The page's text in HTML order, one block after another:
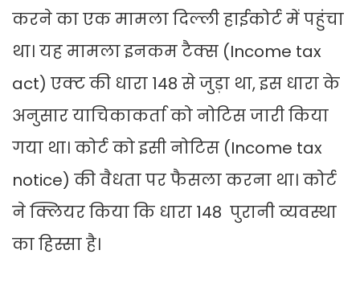
करने का एक मामला दिल्ली हाईकोर्ट में पहुंचा
था। यह मामला इनकम टैक्स (Income tax
act) एक्ट की धारा 148 से जुड़ा था, इस धारा के
अनुसार याचिकाकर्ता को नोटिस जारी किया
गया था। कोर्ट को इसी नोटिस (Income tax
notice) की वैधता पर फैसला करना था। कोर्ट
ने क्लियर किया कि धारा 148 पुरानी व्यवस्था
का हिस्सा है।